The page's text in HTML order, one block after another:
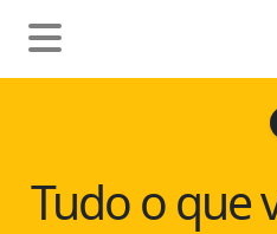
Tudo o que